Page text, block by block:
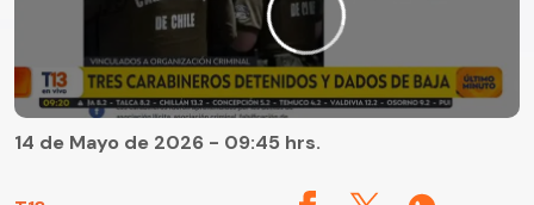
14 de Mayo de 2026 - 09:45 hrs.